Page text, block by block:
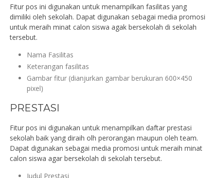
Fitur pos ini digunakan untuk menampilkan fasilitas yang
dimiliki oleh sekolah. Dapat digunakan sebagai media promosi
untuk meraih minat calon siswa agak bersekolah di sekolah
tersebut.
Nama Fasilitas
Keterangan fasilitas
Gambar fitur (dianjurkan gambar berukuran 600×450
pixel)
PRESTASI
Fitur pos ini digunakan untuk menampilkan daftar prestasi
sekolah baik yang diraih olh perorangan maupun oleh team.
Dapat digunakan sebagai media promosi untuk meraih minat
calon siswa agar bersekolah di sekolah tersebut.
Judul Prestasi